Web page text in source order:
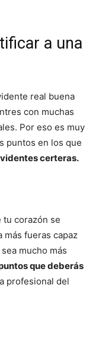
a una
real buena
con muchas
Por eso es muy
puntos en los que
certeras.
tu corazón se
más fueras capaz
mucho más
que deberás
profesional del